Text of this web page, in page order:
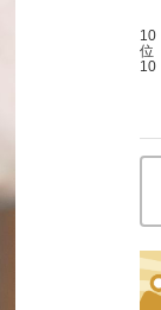
10
位
10